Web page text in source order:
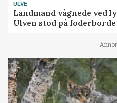
ULVE
Landmand vågnede ved
Ulven stod på